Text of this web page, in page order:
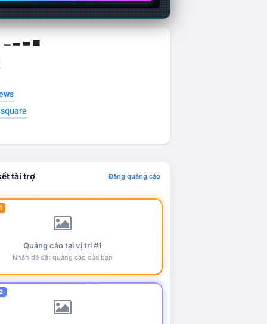
▁ ▂ ▃ ▄
tài trợ Đăng quảng cáo
Quảng cáo tại vị trí #1
Nhấn để đặt quảng cáo của bạn